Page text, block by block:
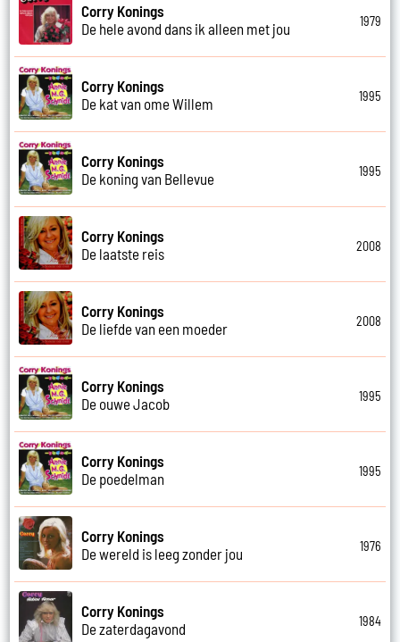
Corry Konings
De hele avond dans ik alleen met jou
1979
Corry Konings
De kat van ome Willem
1995
Corry Konings
De koning van Bellevue
1995
Corry Konings
De laatste reis
2008
Corry Konings
De liefde van een moeder
2008
Corry Konings
De ouwe Jacob
1995
Corry Konings
De poedelman
1995
Corry Konings
De wereld is leeg zonder jou
1976
Corry Konings
De zaterdagavond
1984